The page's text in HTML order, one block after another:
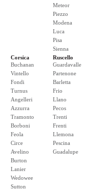
Meteor
Piezzo
Modena
Luca
Pisa
Sienna
Corsica
Buchanan
Vintello
Fondi
Turnus
Angelleri
Azzurra
Tramonto
Borboni
Feola
Circe
Avelino
Burton
Lanier
Wedowee
Sutton
Ruscello
Guardavalle
Partenone
Barletta
Frio
Llano
Pecos
Trenti
Frenti
Llemona
Pescina
Guadalupe